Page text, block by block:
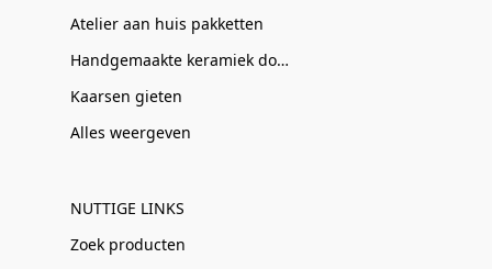
Atelier aan huis pakketten
Handgemaakte keramiek door Clay-Obscuur
Kaarsen gieten
Alles weergeven
NUTTIGE LINKS
Zoek producten